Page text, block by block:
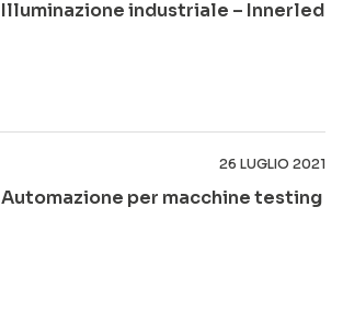
Illuminazione industriale – Innerled
26 LUGLIO 2021
Automazione per macchine testing